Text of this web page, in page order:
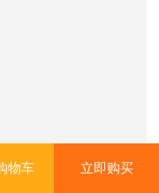
物车 立即购买